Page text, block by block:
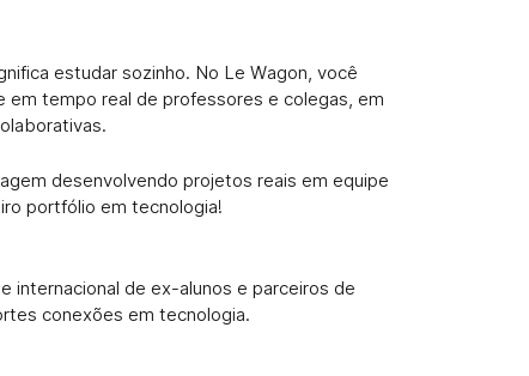
estudar sozinho. No Le Wagon, você
em tempo real de professores e colegas, em
desenvolvendo projetos reais em equipe
portfólio em tecnologia!
internacional de ex-alunos e parceiros de
conexões em tecnologia.